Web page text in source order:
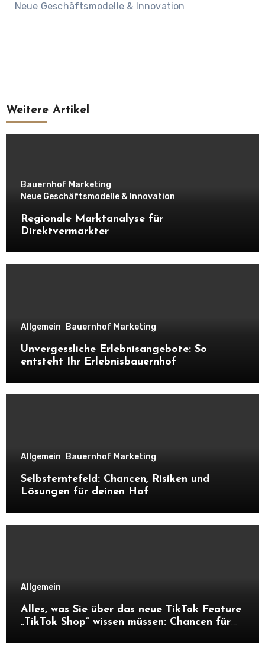
Neue Geschäftsmodelle & Innovation
Weitere Artikel
Bauernhof Marketing
Neue Geschäftsmodelle & Innovation
Regionale Marktanalyse für
Direktvermarkter
Allgemein Bauernhof Marketing
Unvergessliche Erlebnisangebote: So
entsteht Ihr Erlebnisbauernhof
Allgemein Bauernhof Marketing
Selbsterntefeld: Chancen, Risiken und
Lösungen für deinen Hof
Allgemein
Alles, was Sie über das neue TikTok Feature
„TikTok Shop“ wissen müssen: Chancen für